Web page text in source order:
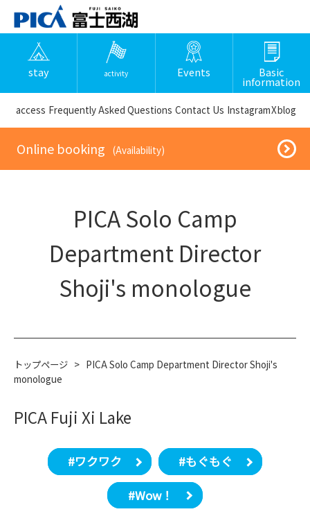
stay activity Events Basic
information
​ ​access​ ​ Frequently Asked Questions ​ ​Contact Us​ ​ InstagramXblog
​ ​Online booking​ ​ ​ ​(Availability)​ ​
PICA Solo Camp
Department Director
Shoji's monologue
トップページ > PICA Solo Camp Department Director Shoji's
monologue
PICA Fuji Xi Lake
#ワクワク #もぐもぐ
#Wow！